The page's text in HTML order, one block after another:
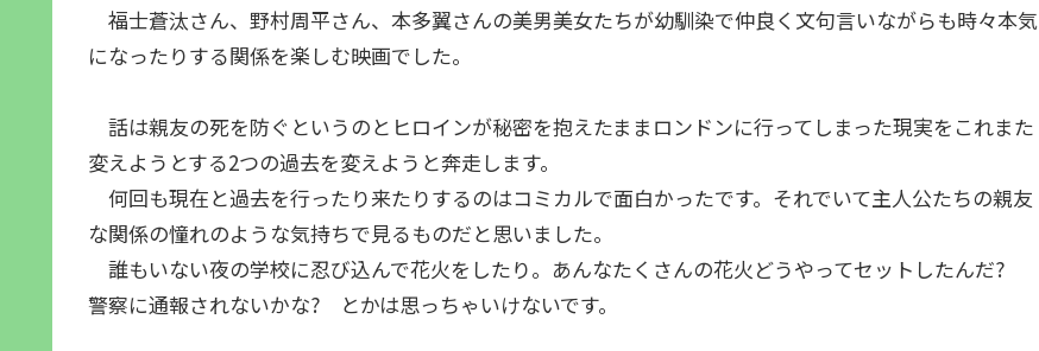
福士蒼汰さん、野村周平さん、本多翼さんの美男美女たちが幼馴染で仲良く文句言いながらも時々本気
になったりする関係を楽しむ映画でした。
話は親友の死を防ぐというのとヒロインが秘密を抱えたままロンドンに行ってしまった現実をこれまた
変えようとする2つの過去を変えようと奔走します。
何回も現在と過去を行ったり来たりするのはコミカルで面白かったです。それでいて主人公たちの親友
な関係の憧れのような気持ちで見るものだと思いました。
誰もいない夜の学校に忍び込んで花火をしたり。あんなたくさんの花火どうやってセットしたんだ?
警察に通報されないかな? とかは思っちゃいけないです。